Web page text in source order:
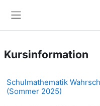
Kursinformation
Schulmathematik
(Sommer 2025)